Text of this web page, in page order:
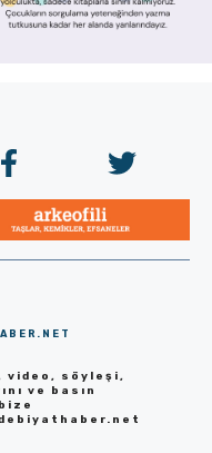
video, söyleşi,
ve basın